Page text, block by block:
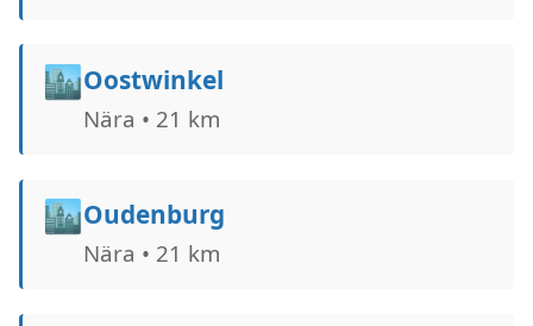
🏙️Oostwinkel
Nära • 21 km
🏙️Oudenburg
Nära • 21 km